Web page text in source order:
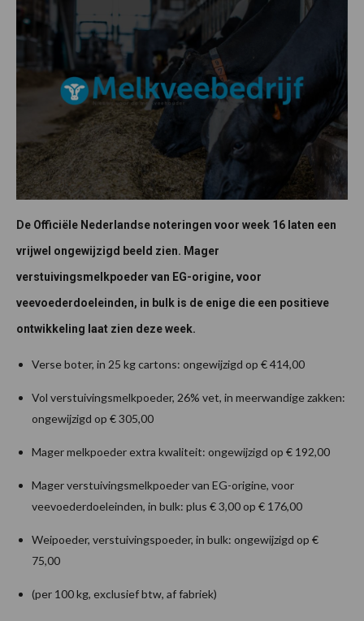
De Officiële Nederlandse noteringen voor week 16 laten een
vrijwel ongewijzigd beeld zien. Mager
verstuivingsmelkpoeder van EG-origine, voor
veevoederdoeleinden, in bulk is de enige die een positieve
ontwikkeling laat zien deze week.
Verse boter, in 25 kg cartons: ongewijzigd op € 414,00
Vol verstuivingsmelkpoeder, 26% vet, in meerwandige zakken:
ongewijzigd op € 305,00
Mager melkpoeder extra kwaliteit: ongewijzigd op € 192,00
Mager verstuivingsmelkpoeder van EG-origine, voor
veevoederdoeleinden, in bulk: plus € 3,00 op € 176,00
Weipoeder, verstuivingspoeder, in bulk: ongewijzigd op €
75,00
(per 100 kg, exclusief btw, af fabriek)